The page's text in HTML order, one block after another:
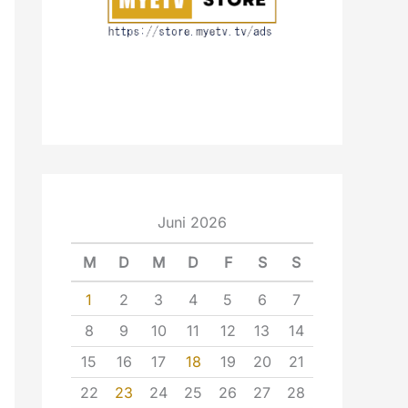
Juni 2026
M D M D F S S
1 2 3 4 5 6
7
8
9 10 11 12 13
14
15
16 17 18 19 20
21
22
23 24 25 26 27
28